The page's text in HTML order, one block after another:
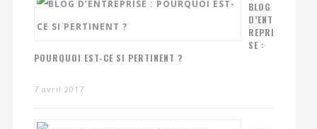
BLOG
D’ENT
REPRI
SE :
POURQUOI EST-CE SI PERTINENT ?
7 avril 2017